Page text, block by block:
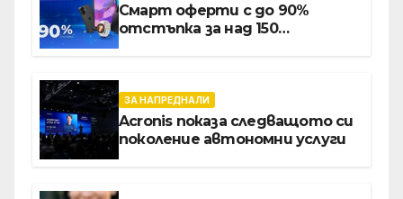
Смарт оферти с до 90%
отстъпка за над 150
ЗА НАПРЕДНАЛИ
Acronis показа следващото си
поколение автономни услуги